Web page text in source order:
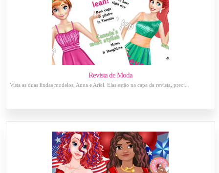
Revista de Moda
Vista as duas lindas modelos, Anna e Ariel. Elas estão na capa da revista, preci...